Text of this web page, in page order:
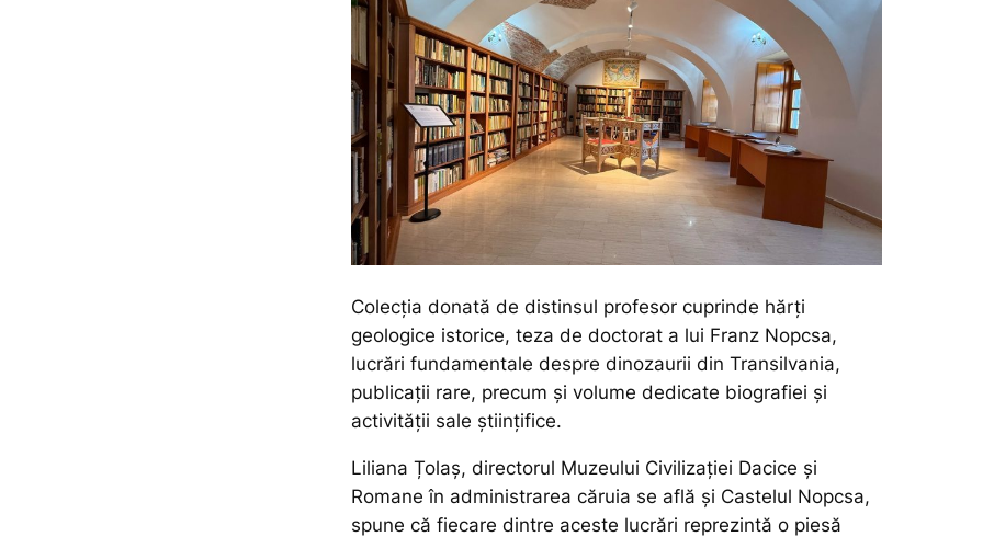
Colecția donată de distinsul profesor cuprinde hărți
geologice istorice, teza de doctorat a lui Franz Nopcsa,
lucrări fundamentale despre dinozaurii din Transilvania,
publicații rare, precum și volume dedicate biografiei și
activității sale științifice.
Liliana Țolaș, directorul Muzeului Civilizației Dacice și
Romane în administrarea căruia se află și Castelul Nopcsa,
spune că fiecare dintre aceste lucrări reprezintă o piesă